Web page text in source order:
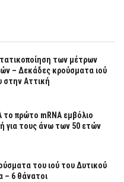
των μέτρων
– Δεκάδες κρούσματα ιού
στην Αττική
το πρώτο mRNA εμβόλιο
για τους άνω των 50 ετών
του ιού του Δυτικού
– 6 θάνατοι